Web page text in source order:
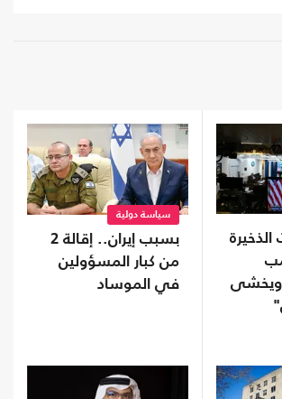
الذخيرة
ويخشى
سياسة دولية
بسبب إيران.. إقالة 2
من كبار المسؤولين
في الموساد